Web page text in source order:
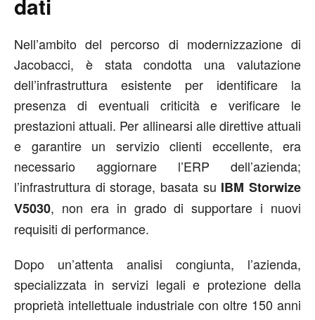
dati
Nell’ambito del percorso di modernizzazione di
Jacobacci, è stata condotta una valutazione
dell’infrastruttura esistente per identificare la
presenza di eventuali criticità e verificare le
prestazioni attuali. Per allinearsi alle direttive attuali
e garantire un servizio clienti eccellente, era
necessario aggiornare l’ERP dell’azienda;
l’infrastruttura di storage, basata su IBM Storwize
V5030, non era in grado di supportare i nuovi
requisiti di performance.
Dopo un’attenta analisi congiunta, l’azienda,
specializzata in servizi legali e protezione della
proprietà intellettuale industriale con oltre 150 anni